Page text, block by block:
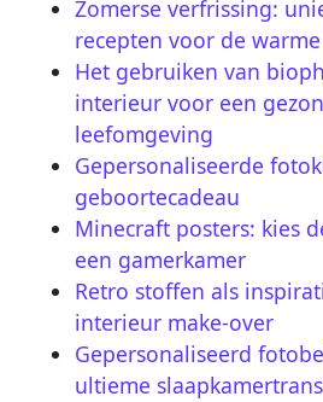
Zomerse verfrissing:
recepten voor de
Het gebruiken van
interieur voor een
leefomgeving
Gepersonaliseerde
geboortecadeau
Minecraft posters: kies
een gamerkamer
Retro stoffen als
interieur make-over
Gepersonaliseerd
ultieme